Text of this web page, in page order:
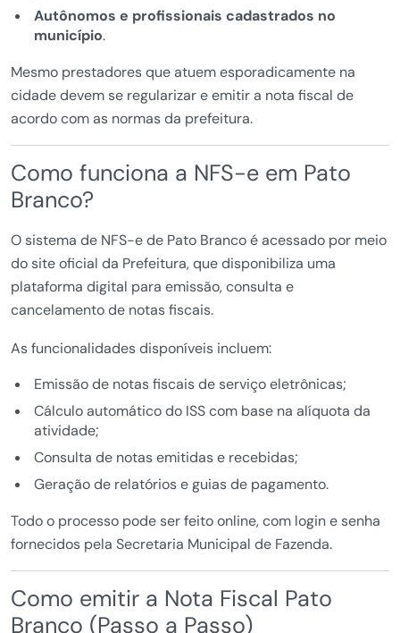
Autônomos e profissionais cadastrados no
município.
Mesmo prestadores que atuem esporadicamente na
cidade devem se regularizar e emitir a nota fiscal de
acordo com as normas da prefeitura.
Como funciona a NFS-e em Pato
Branco?
O sistema de NFS-e de Pato Branco é acessado por meio
do site oficial da Prefeitura, que disponibiliza uma
plataforma digital para emissão, consulta e
cancelamento de notas fiscais.
As funcionalidades disponíveis incluem:
Emissão de notas fiscais de serviço eletrônicas;
Cálculo automático do ISS com base na alíquota da
atividade;
Consulta de notas emitidas e recebidas;
Geração de relatórios e guias de pagamento.
Todo o processo pode ser feito online, com login e senha
fornecidos pela Secretaria Municipal de Fazenda.
Como emitir a Nota Fiscal Pato
Branco (Passo a Passo)